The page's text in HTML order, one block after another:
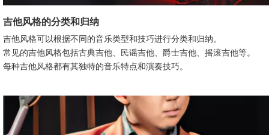
吉他风格的分类和归纳
吉他风格可以根据不同的音乐类型和技巧进行分类和归纳。
常见的吉他风格包括古典吉他、民谣吉他、爵士吉他、摇滚吉他等。
每种吉他风格都有其独特的音乐特点和演奏技巧。